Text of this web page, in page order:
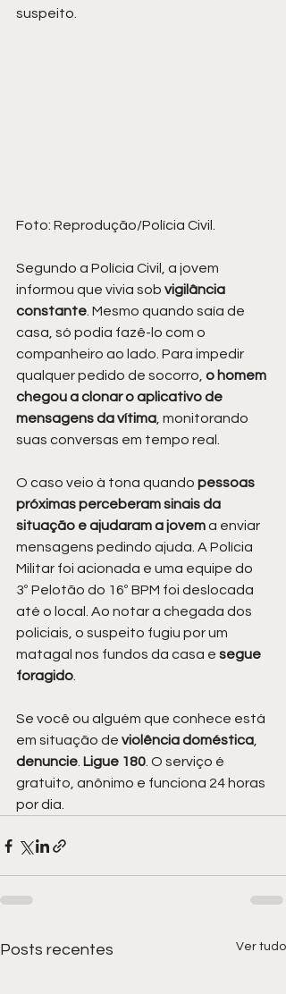
suspeito.
Foto: Reprodução/Polícia Civil.
Segundo a Polícia Civil, a jovem
informou que vivia sob vigilância
constante. Mesmo quando saía de
casa, só podia fazê-lo com o
companheiro ao lado. Para impedir
qualquer pedido de socorro, o homem
chegou a clonar o aplicativo de
mensagens da vítima, monitorando
suas conversas em tempo real.
O caso veio à tona quando pessoas
próximas perceberam sinais da
situação e ajudaram a jovem a enviar
mensagens pedindo ajuda. A Polícia
Militar foi acionada e uma equipe do
3º Pelotão do 16º BPM foi deslocada
até o local. Ao notar a chegada dos
policiais, o suspeito fugiu por um
matagal nos fundos da casa e segue
foragido.
Se você ou alguém que conhece está
em situação de violência doméstica,
denuncie. Ligue 180. O serviço é
gratuito, anônimo e funciona 24 horas
por dia.
Posts recentes Ver tudo